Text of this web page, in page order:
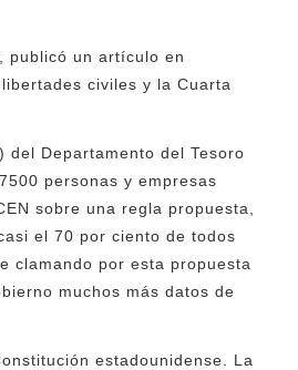
publicó un artículo en
civiles y la Cuarta
del Departamento del Tesoro
personas y empresas
sobre una regla propuesta,
el 70 por ciento de todos
clamando por esta propuesta
muchos más datos de
estadounidense. La